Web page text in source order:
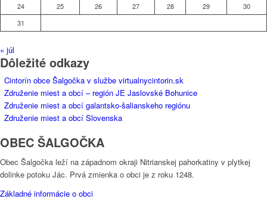
24
25 26 27 28 29
30
31
« júl
Dôležité odkazy
Cintorín obce Šalgočka v službe virtualnycintorin.sk
Združenie miest a obcí – región JE Jaslovské Bohunice
Združenie miest a obcí galantsko-šalianskeho regiónu
Združenie miest a obcí Slovenska
OBEC ŠALGOČKA
Obec Šalgočka leží na západnom okraji Nitrianskej pahorkatiny v plytkej
dolinke potoku Jác. Prvá zmienka o obci je z roku 1248.
Základné informácie o obci